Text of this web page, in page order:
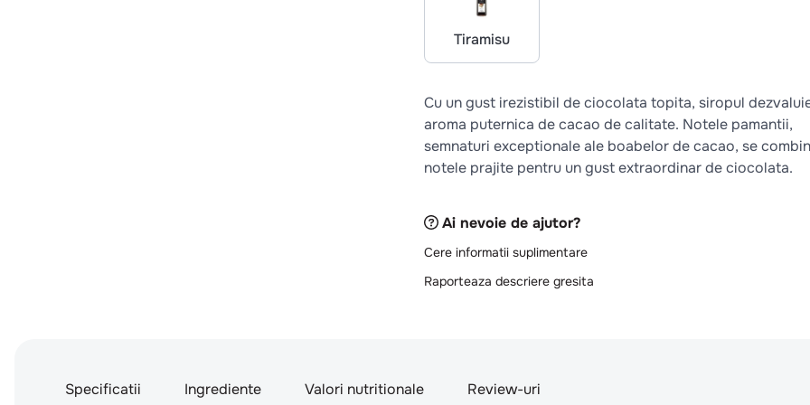
Tiramisu
Cu un gust irezistibil de ciocolata topita, siropul
aroma puternica de cacao de calitate. Notele pamantii,
semnaturi exceptionale ale boabelor de cacao, se
notele prajite pentru un gust extraordinar de ciocolata.
Ai nevoie de ajutor?
Cere informatii suplimentare
Raporteaza descriere gresita
Specificatii Ingrediente Valori nutritionale Review-uri